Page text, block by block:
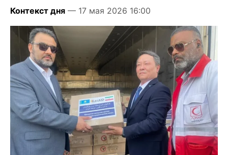
Контекст дня — 17 мая 2026 16:00